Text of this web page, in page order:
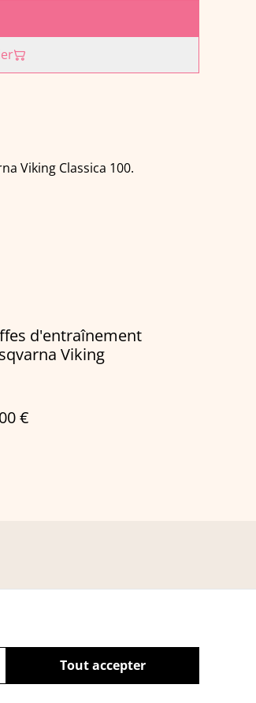
Viking Classica 100.
d'entraînement
Viking
€
Tout accepter